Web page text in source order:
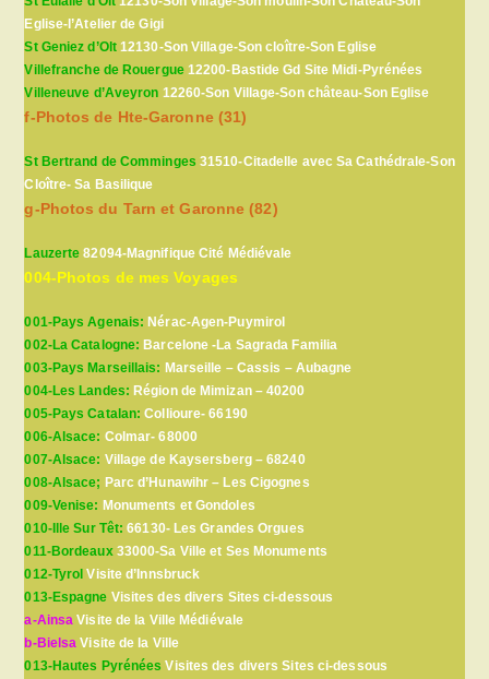
Eglise-l’Atelier de Gigi
St Geniez d’Olt12130-Son Village-Son cloître-Son Eglise
Villefranche de Rouergue12200-Bastide Gd Site Midi-Pyrénées
Villeneuve d’Aveyron 12260-Son Village-Son château-Son Eglise
f-Photos de Hte-Garonne (31)
St Bertrand de Comminges 31510-Citadelle avec Sa Cathédrale-Son
Cloître- Sa Basilique
g-Photos du Tarn et Garonne (82)
Lauzerte 82094-Magnifique Cité Médiévale
004-Photos de mes Voyages
001-Pays Agenais: Nérac-Agen-Puymirol
002-La Catalogne:Barcelone -La Sagrada Familia
003-Pays Marseillais: Marseille – Cassis – Aubagne
004-Les Landes:Région de Mimizan – 40200
005-Pays Catalan:Collioure- 66190
006-Alsace: Colmar- 68000
007-Alsace: Village de Kaysersberg – 68240
008-Alsace; Parc d’Hunawihr – Les Cigognes
009-Venise: Monuments et Gondoles
010-Ille Sur Têt:66130- Les Grandes Orgues
011-Bordeaux33000-Sa Ville et Ses Monuments
012-Tyrol Visite d’Innsbruck
013-Espagne Visites des divers Sites ci-dessous
a-Ainsa Visite de la Ville Médiévale
b-Bielsa Visite de la Ville
013-Hautes Pyrénées Visites des divers Sites ci-dessous